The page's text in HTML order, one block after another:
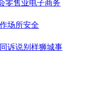
零售业电子商务
场所安全
诉说别样狮城事